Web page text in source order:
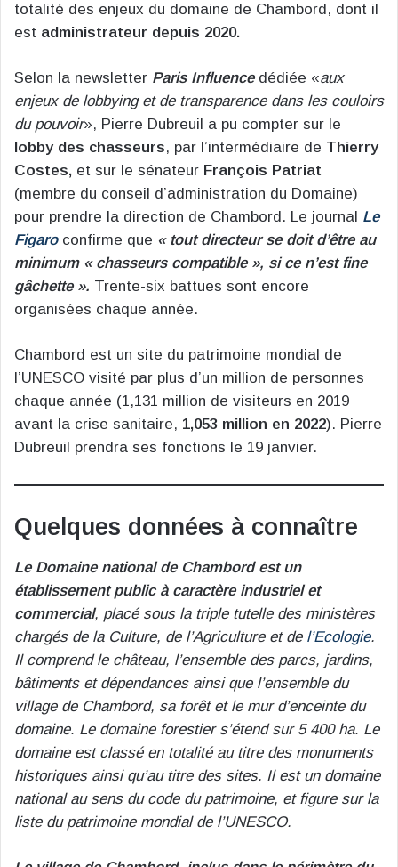
totalité des enjeux du domaine de Chambord, dont il
est administrateur depuis 2020.
Selon la newsletter Paris Influencedédiée «aux
enjeux de lobbying et de transparence dans les couloirs
du pouvoir», Pierre Dubreuil a pu compter sur le
lobby des chasseurs, par l’intermédiaire de Thierry
Costes, et sur le sénateur François Patriat
(membre du conseil d’administration du Domaine)
pour prendre la direction de Chambord. Le journal Le
Figaroconfirme que « tout directeur se doit d’être au
minimum « chasseurs compatible », si ce n’est fine
gâchette ». Trente-six battues sont encore
organisées chaque année.
Chambord est un site du patrimoine mondial de
l’UNESCO visité par plus d’un million de personnes
chaque année (1,131 million de visiteurs en 2019
avant la crise sanitaire, 1,053 million en 2022). Pierre
Dubreuil prendra ses fonctions le 19 janvier.
Quelques données à connaître
Le Domaine national de Chambord est un
établissement public à caractère industriel et
commercial, placé sous la triple tutelle des ministères
chargés de la Culture, de l’Agriculture et de l’Ecologie.
Il comprend le château, l’ensemble des parcs, jardins,
bâtiments et dépendances ainsi que l’ensemble du
village de Chambord, sa forêt et le mur d’enceinte du
domaine. Le domaine forestier s’étend sur 5 400 ha. Le
domaine est classé en totalité au titre des monuments
historiques ainsi qu’au titre des sites. Il est un domaine
national au sens du code du patrimoine, et figure sur la
liste du patrimoine mondial de l’UNESCO.